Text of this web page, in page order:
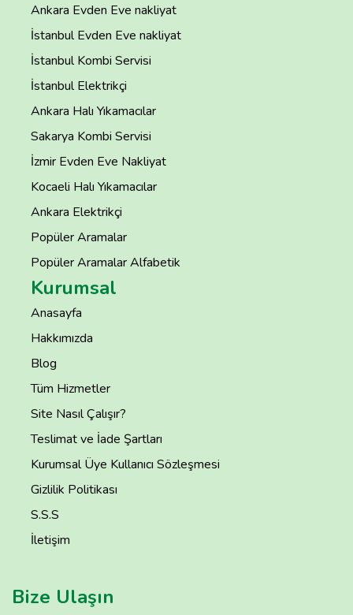
Ankara Evden Eve nakliyat
İstanbul Evden Eve nakliyat
İstanbul Kombi Servisi
İstanbul Elektrikçi
Ankara Halı Yıkamacılar
Sakarya Kombi Servisi
İzmir Evden Eve Nakliyat
Kocaeli Halı Yıkamacılar
Ankara Elektrikçi
Popüler Aramalar
Popüler Aramalar Alfabetik
Kurumsal
Anasayfa
Hakkımızda
Blog
Tüm Hizmetler
Site Nasıl Çalışır?
Teslimat ve İade Şartları
Kurumsal Üye Kullanıcı Sözleşmesi
Gizlilik Politikası
S.S.S
İletişim
Bize Ulaşın